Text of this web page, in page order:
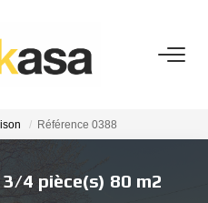
Référence 0388
4 pièce(s) 80 m2